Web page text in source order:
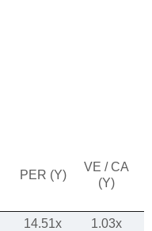
PER (Y)
VE / CA
(Y)
14.51x
1.03x